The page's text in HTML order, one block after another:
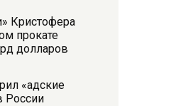
Кристофера
прокате
долларов
«адские
России